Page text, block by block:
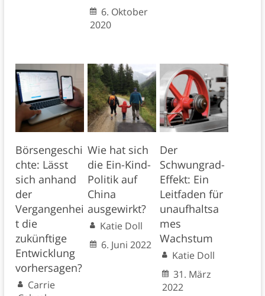
6. Oktober
2020
Börsengeschi
chte: Lässt
sich anhand
der
Vergangenhei
t die
zukünftige
Entwicklung
vorhersagen?
Carrie
Wie hat sich
die Ein-Kind-
Politik auf
China
ausgewirkt?
Katie Doll
6. Juni 2022
Der
Schwungrad-
Effekt: Ein
Leitfaden für
unaufhaltsa
mes
Wachstum
Katie Doll
31. März
2022